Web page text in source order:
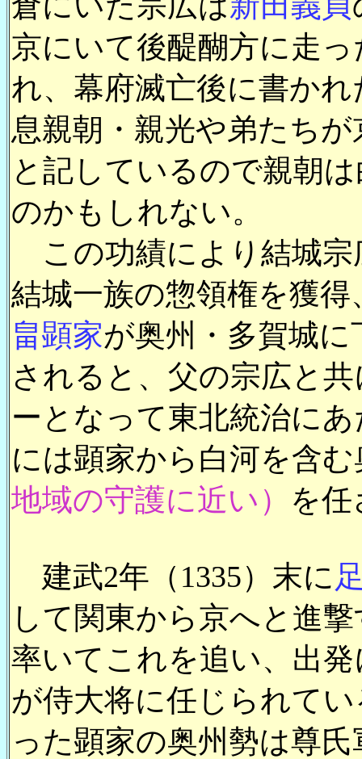
京にいて後醍醐方に走
れ、幕府滅亡後に書か
息親朝・親光や弟たち
と記しているので親朝
のかもしれない。
この功績により結城宗
結城一族の惣領権を獲
畠顕家が奥州・多賀城
されると、父の宗広と
ーとなって東北統治に
には顕家から白河を含
地域の守護に近い） を
建武2年（1335）末に
して関東から京へと進
率いてこれを追い、出
が侍大将に任じられて
った顕家の奥州勢は尊